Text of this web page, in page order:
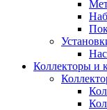
Коллекторы и